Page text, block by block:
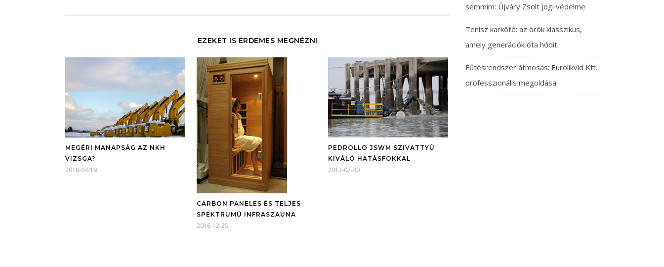
EZEKET IS ÉRDEMES MEGNÉZNI
MEGÉRI MANAPSÁG AZ NKH
VIZSGA?
2018-04-19
CARBON PANELES ÉS TELJES
SPEKTRUMÚ INFRASZAUNA
2016-12-25
PEDROLLO JSWM SZIVATTYÚ
KIVÁLÓ HATÁSFOKKAL
2013-07-30
semmim: Újváry Zsolt jogi védelme
Tenisz karkötő: az örök klasszikus,
amely generációk óta hódít
Fűtésrendszer átmosás: Eurolikvid Kft.
professzionális megoldása